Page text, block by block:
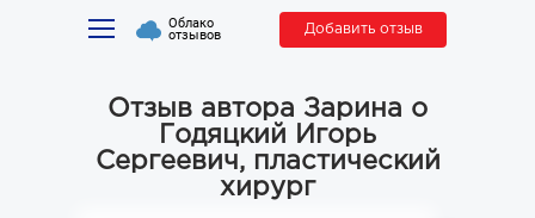
Облако
отзывов Добавить отзыв
Отзыв автора Зарина о
Годяцкий Игорь
Сергеевич, пластический
хирург